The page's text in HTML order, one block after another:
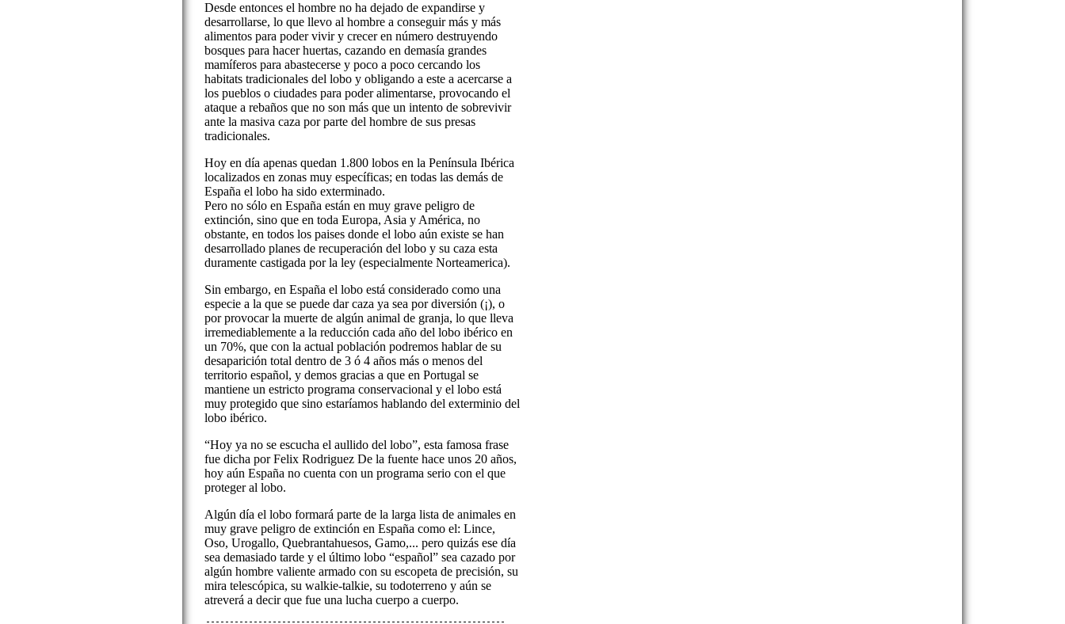
Desde entonces el hombre no ha dejado de expandirse y
desarrollarse, lo que llevo al hombre a conseguir más y más
alimentos para poder vivir y crecer en número destruyendo
bosques para hacer huertas, cazando en demasía grandes
mamíferos para abastecerse y poco a poco cercando los
habitats tradicionales del lobo y obligando a este a acercarse a
los pueblos o ciudades para poder alimentarse, provocando el
ataque a rebaños que no son más que un intento de sobrevivir
ante la masiva caza por parte del hombre de sus presas
tradicionales.
Hoy en día apenas quedan 1.800 lobos en la Península Ibérica
localizados en zonas muy específicas; en todas las demás de
España el lobo ha sido exterminado.
Pero no sólo en España están en muy grave peligro de
extinción, sino que en toda Europa, Asia y América, no
obstante, en todos los paises donde el lobo aún existe se han
desarrollado planes de recuperación del lobo y su caza esta
duramente castigada por la ley (especialmente Norteamerica).
Sin embargo, en España el lobo está considerado como una
especie a la que se puede dar caza ya sea por diversión (¡), o
por provocar la muerte de algún animal de granja, lo que lleva
irremediablemente a la reducción cada año del lobo ibérico en
un 70%, que con la actual población podremos hablar de su
desaparición total dentro de 3 ó 4 años más o menos del
territorio español, y demos gracias a que en Portugal se
mantiene un estricto programa conservacional y el lobo está
muy protegido que sino estaríamos hablando del exterminio del
lobo ibérico.
“Hoy ya no se escucha el aullido del lobo”, esta famosa frase
fue dicha por Felix Rodriguez De la fuente hace unos 20 años,
hoy aún España no cuenta con un programa serio con el que
proteger al lobo.
Algún día el lobo formará parte de la larga lista de animales en
muy grave peligro de extinción en España como el: Lince,
Oso, Urogallo, Quebrantahuesos, Gamo,... pero quizás ese día
sea demasiado tarde y el último lobo “español” sea cazado por
algún hombre valiente armado con su escopeta de precisión, su
mira telescópica, su walkie-talkie, su todoterreno y aún se
atreverá a decir que fue una lucha cuerpo a cuerpo.